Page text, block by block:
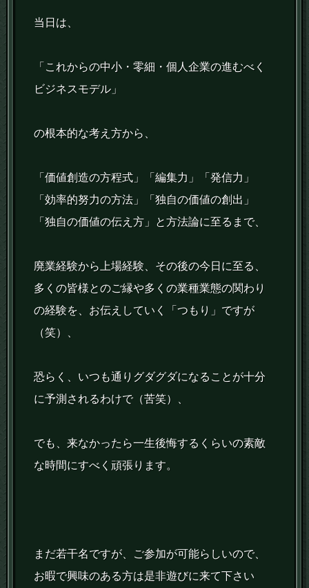
当日は、
「これからの中小・零細・個人企業の進むべく
ビジネスモデル」
の根本的な考え方から、
「価値創造の方程式」「編集力」「発信力」
「効率的努力の方法」「独自の価値の創出」
「独自の価値の伝え方」と方法論に至るまで、
廃業経験から上場経験、その後の今日に至る、
多くの皆様とのご縁や多くの業種業態の関わり
の経験を、お伝えしていく「つもり」ですが
（笑）、
恐らく、いつも通りグダグダになることが十分
に予測されるわけで（苦笑）、
でも、来なかったら一生後悔するくらいの素敵
な時間にすべく頑張ります。
まだ若干名ですが、ご参加が可能らしいので、
お暇で興味のある方は是非遊びに来て下さい